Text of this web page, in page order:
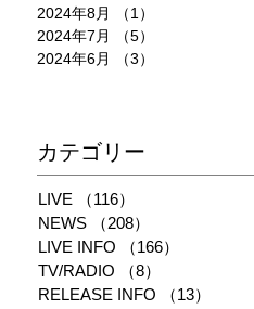
2024年8月
（1）
2024年7月
（5）
2024年6月
（3）
​カテゴリー
LIVE （116）
NEWS
（208）
LIVE INFO
（166）
TV/RADIO
（8）
RELEASE INFO
（13）